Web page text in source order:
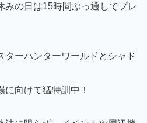
みの日は15時間ぶっ通しでプレ
ターハンターワールドとシャド
向けて猛特訓中！